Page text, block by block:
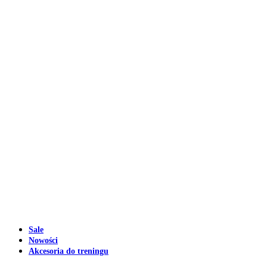
Sale
Nowości
Akcesoria do treningu